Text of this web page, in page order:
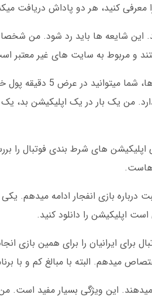
معرفی کنید، هر دو پاداش دریافت
این شایعه ها باید رد شود. من
واریز و برداشت در بازی انفجار هم
من یک بار در یک اپلیکیشن بد،
های شرط بندی فوتبال را
هاست.
برسانیم. من به ادامه صحبت درباره بازی انفجار ادامه
اپلیکیشن را دانلود کنید.
برای ایرانیان را برای همین بازی
این ویژگی بسیار مفید است. من